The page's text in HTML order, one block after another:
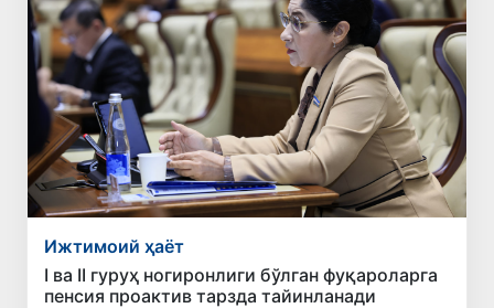
Ижтимоий ҳаёт
I ва II гуруҳ ногиронлиги бўлган фуқароларга
пенсия проактив тарзда тайинланади